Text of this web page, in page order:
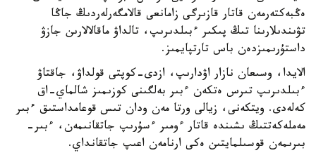
ەڭبەكتەرمەن قاتار قازىرگى زامانعى قالامگەرلەردىڭ جاڭا
تۋىندىلارىنا تىڭ پىكىر ءبىلدىرىپ، تالداۋ ماقالالارىن جازۋ
داستۇرىمىزدەن باس تارتپايمىز.
الايدا، وسىعان نازار اۋدارىپ، ازدى-كوپتى قولداۋ، جاقتاۋ
ءبىلدىرىپ تىرس ەتكەن ءبىر بەلگىنى كوزىمىز شالماي-اق
كەلەدى. ويتكەنى، زيالى ورتا مەن ودان تىس قوعامداستىق ءبىر
مەملەكەتتىڭ ىشىندە قاتار ءومىر ءسۇرىپ جاتقانىمەن، ءبىر-
بىرىمەن قوسىلمايتىن ەكى ارنامەن اعىپ جاتقانداي.